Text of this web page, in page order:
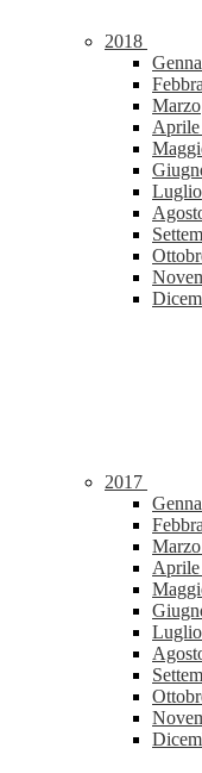
2018
Marzo
Aprile
Luglio
2017
Marzo
Aprile
Luglio